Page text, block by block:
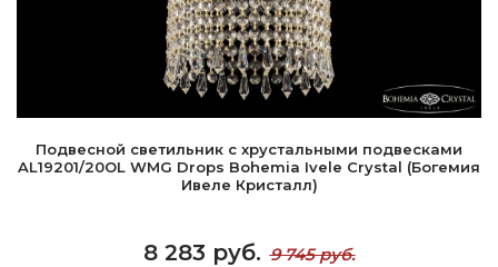
Подвесной светильник с хрустальными подвесками
AL19201/20OL WMG Drops Bohemia Ivele Crystal (Богемия
Ивеле Кристалл)
8 283 руб. 9 745 руб.